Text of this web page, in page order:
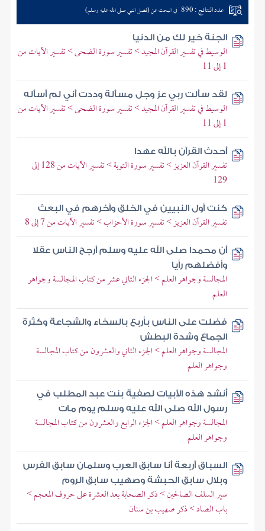
عدد النتائج : 890 في البحث عن (فضل النبي صلى الله عليه وسلم)
الجنة خير لك من الدنيا
الوسيط في تفسير القرآن المجيد > تفسير سورة الضحى > تفسير الآيات من
1 إلى 11
لقد سألت ربي عز وجل مسألة وددت أني لم أسأله
الوسيط في تفسير القرآن المجيد > تفسير سورة الضحى > تفسير الآيات من
1 إلى 11
أحدث القرآن بالله عهدا
تفسير القرآن العزيز > تفسير سورة التوبة > تفسير الآيات من 128 إلى
129
كنت أول النبيين في الخلق وآخرهم في البعث
تفسير القرآن العزيز > تفسير سورة الأحزاب > تفسير الآيات من 7 إلى 8
أن محمدا صلى الله عليه وسلم أرجح الناس عقلا
وأفضلهم رأيا
المجالسة وجواهر العلم > الجزء الثاني عشر من كتاب المجالسة وجواهر
العلم
فضلت على الناس بأربع بالسخاء والشجاعة وكثرة
الجماع وشدة البطش
المجالسة وجواهر العلم > الجزء الثاني والعشرون من كتاب المجالسة
وجواهر العلم
أنشد هذه الأبيات لصفية بنت عبد المطلب في
رسول الله صلى الله عليه وسلم يوم مات
المجالسة وجواهر العلم > الجزء الرابع والعشرون من كتاب المجالسة
وجواهر العلم
السباق أربعة أنا سابق العرب وسلمان سابق الفرس
وبلال سابق الحبشة وصهيب سابق الروم
سير السلف الصالحين > ذكر الصحابة بعد العشرة على حروف المعجم >
باب الصاد > ذكر صهيب بن سنان